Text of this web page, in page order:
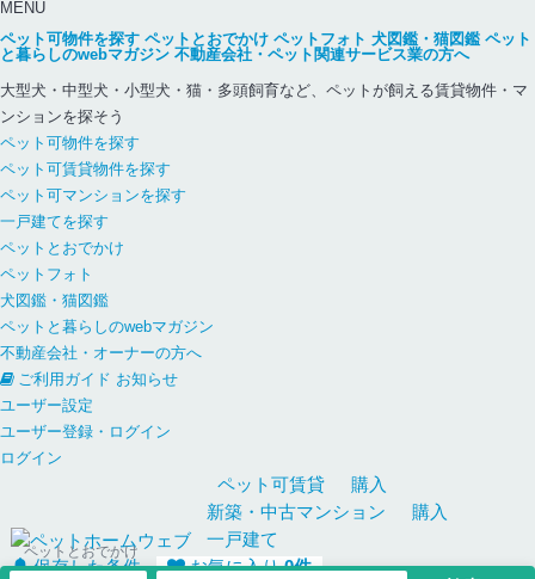
MENU
ペット可物件を探す ペットとおでかけ ペットフォト 犬図鑑・猫図鑑 ペット
と暮らしのwebマガジン 不動産会社・ペット関連サービス業の方へ
大型犬・中型犬・小型犬・猫・多頭飼育など、ペットが飼える賃貸物件・マ
ンションを探そう
ペット可物件を探す
ペット可賃貸物件を探す
ペット可マンションを探す
一戸建てを探す
ペットとおでかけ
ペットフォト
犬図鑑・猫図鑑
ペットと暮らしのwebマガジン
不動産会社・オーナーの方へ
ご利用ガイド お知らせ
ユーザー設定
ユーザー登録・ログイン
ログイン
ペット可賃貸
購入
新築・中古マンション
購入
一戸建て
保存した条件
お気に入り0件
ペットとおでかけ